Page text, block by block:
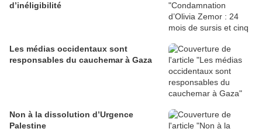
d’inéligibilité
Les médias occidentaux sont
responsables du cauchemar à Gaza
Non à la dissolution d’Urgence
Palestine